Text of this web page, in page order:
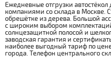
Ежедневные отгрузки
компаниями со склада в Москве.
обрешётке из дерева. Большой
с широким выбором
солнцезащитной полосой и
заводская гарантия и
наиболее выгодный тариф по
города. Телефон центрального